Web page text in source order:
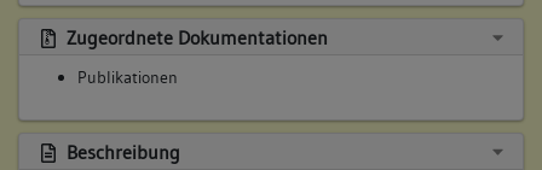
Zugeordnete Dokumentationen
Publikationen
Beschreibung